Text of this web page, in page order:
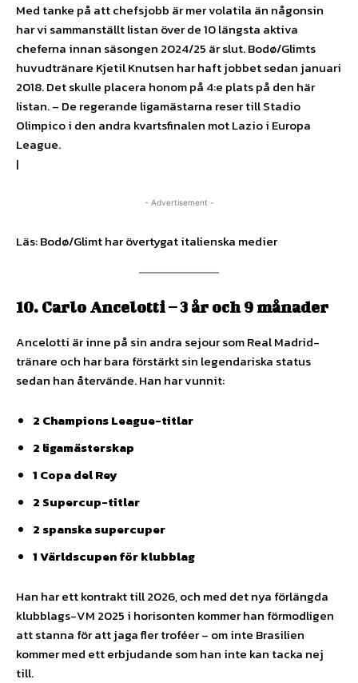
Med tanke på att chefsjobb är mer volatila än någonsin
har vi sammanställt listan över de 10 längsta aktiva
cheferna innan säsongen 2024/25 är slut. Bodø/Glimts
huvudtränare Kjetil Knutsen har haft jobbet sedan januari
2018. Det skulle placera honom på 4:e plats på den här
listan. – De regerande ligamästarna reser till Stadio
Olimpico i den andra kvartsfinalen mot Lazio i Europa
League.
|
- Advertisement -
Läs: Bodø/Glimt har övertygat italienska medier
10. Carlo Ancelotti – 3 år och 9 månader
Ancelotti är inne på sin andra sejour som Real Madrid-
tränare och har bara förstärkt sin legendariska status
sedan han återvände. Han har vunnit:
2 Champions League-titlar
2 ligamästerskap
1 Copa del Rey
2 Supercup-titlar
2 spanska supercuper
1 Världscupen för klubblag
Han har ett kontrakt till 2026, och med det nya förlängda
klubblags-VM 2025 i horisonten kommer han förmodligen
att stanna för att jaga fler troféer – om inte Brasilien
kommer med ett erbjudande som han inte kan tacka nej
till.